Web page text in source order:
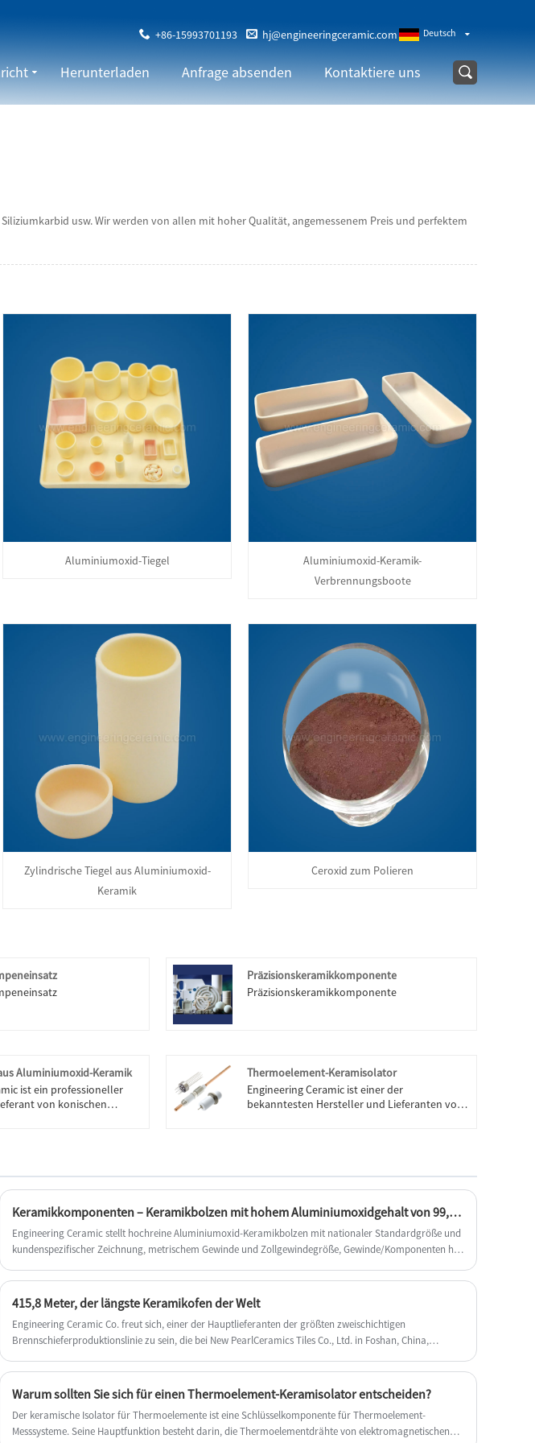
Deutsch
+86-15993701193 hj@engineeringceramic.com
Herunterladen Anfrage absenden Kontaktiere uns
usw. Wir werden von allen mit hoher Qualität, angemessenem Preis und perfektem
Aluminiumoxid-Tiegel
Aluminiumoxid-Keramik-
Verbrennungsboote
Zylindrische Tiegel aus Aluminiumoxid-
Keramik
Ceroxid zum Polieren
Präzisionskeramikkomponente
Präzisionskeramikkomponente
Aluminiumoxid-Keramik
ist ein professioneller
von konischen
Thermoelement-Keramisolator
Engineering Ceramic ist einer der
bekanntesten Hersteller und Lieferanten von
Thermoelement-Keramisolatoren von
Engineering Ceramic. Jede Anfrage von
Kunden wird innerhalb von 24 Stunden
beantwortet.
Keramikkomponenten – Keramikbolzen mit hohem Aluminiumoxidgehalt von 99,5 %
​Engineering Ceramic stellt hochreine Aluminiumoxid-Keramikbolzen mit nationaler Standardgröße und
kundenspezifischer Zeichnung, metrischem Gewinde und Zollgewindegröße, Gewinde/Komponenten her,
415,8 Meter, der längste Keramikofen der Welt
Engineering Ceramic Co. freut sich, einer der Hauptlieferanten der größten zweischichtigen
Brennschieferproduktionslinie zu sein, die bei New PearlCeramics Tiles Co., Ltd. in Foshan, China,
Warum sollten Sie sich für einen Thermoelement-Keramisolator entscheiden?
Der keramische Isolator für Thermoelemente ist eine Schlüsselkomponente für Thermoelement-
Messsysteme. Seine Hauptfunktion besteht darin, die Thermoelementdrähte von elektromagnetischen